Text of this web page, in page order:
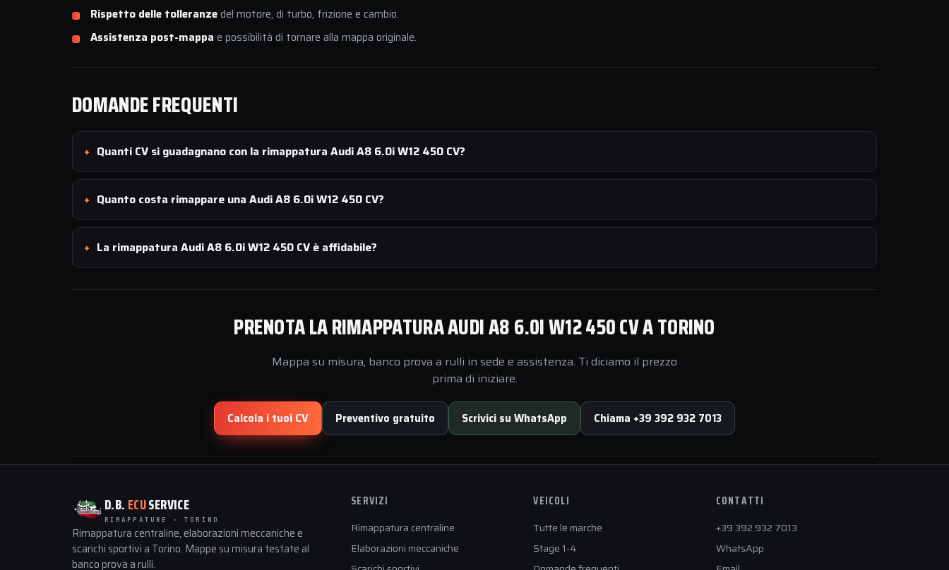
Rispetto delle tolleranzedel motore, di turbo, frizione e cambio.
Assistenza post-mappa e possibilità di tornare alla mappa originale.
DOMANDE FREQUENTI
Quanti CV si guadagnano con la rimappatura Audi A8 6.0i W12 450 CV?
Quanto costa rimappare una Audi A8 6.0i W12 450 CV?
La rimappatura Audi A8 6.0i W12 450 CV è affidabile?
PRENOTA LA RIMAPPATURA AUDI A8 6.0I W12 450 CV A TORINO
Mappa su misura, banco prova a rulli in sede e assistenza. Ti diciamo il prezzo
prima di iniziare.
Calcola i tuoi CV Preventivo gratuito Scrivici su WhatsApp Chiama +39 392 932 7013
D.B. ECUSERVICE
RIMAPPATURE · TORINO
Rimappatura centraline, elaborazioni meccaniche e
scarichi sportivi a Torino. Mappe su misura testate al
banco prova a rulli.
SERVIZI
Rimappatura centraline
Elaborazioni meccaniche
VEICOLI
Tutte le marche
Stage 1-4
CONTATTI
+39 392 932 7013
WhatsApp